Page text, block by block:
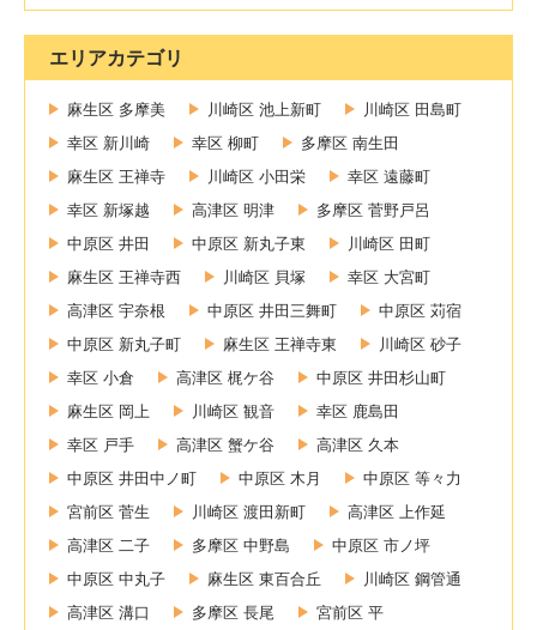
エリアカテゴリ
麻生区 多摩美 川崎区 池上新町
川崎区 田島町
幸区 新川崎
幸区 柳町
多摩区 南生田
麻生区 王禅寺
川崎区 小田栄
幸区 遠藤町
幸区 新塚越
高津区 明津
多摩区 菅野戸呂
中原区 井田
中原区 新丸子東
川崎区 田町
麻生区 王禅寺西
川崎区 貝塚
幸区 大宮町
高津区 宇奈根
中原区 井田三舞町
中原区 苅宿
中原区 新丸子町
麻生区 王禅寺東
川崎区 砂子
幸区 小倉
高津区 梶ケ谷
中原区 井田杉山町
麻生区 岡上
川崎区 観音
幸区 鹿島田
幸区 戸手
高津区 蟹ケ谷
高津区 久本
中原区 井田中ノ町
中原区 木月
中原区 等々力
宮前区 菅生
川崎区 渡田新町
高津区 上作延
高津区 二子
多摩区 中野島
中原区 市ノ坪
中原区 中丸子
麻生区 東百合丘
川崎区 鋼管通
高津区 溝口
多摩区 長尾
宮前区 平